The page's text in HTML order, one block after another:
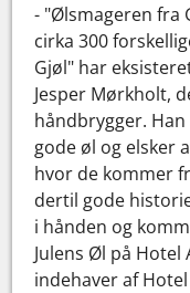
- "Ølsmageren fra
cirka 300
Gjøl" har
Jesper Mørkholt,
håndbrygger.
gode øl og elsker
hvor de kommer
dertil gode
i hånden og
Julens Øl på
indehaver af